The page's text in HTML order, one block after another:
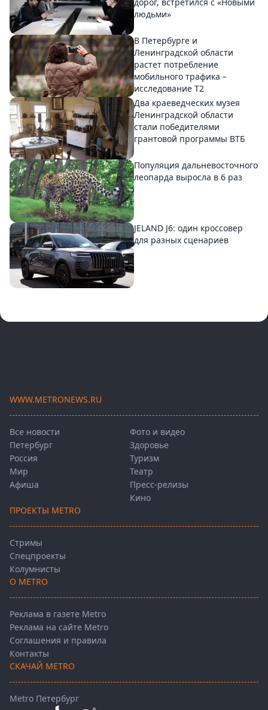
людьми»
В Петербурге и
Ленинградской области
растет потребление
мобильного трафика –
исследование T2
Два краеведческих музея
Ленинградской области
стали победителями
грантовой программы ВТБ
Популяция дальневосточного
леопарда выросла в 6 раз
JELAND J6: один кроссовер
для разных сценариев
WWW.METRONEWS.RU
Все новости
Петербург
Россия
Мир
Афиша
Фото и видео
Здоровье
Туризм
Театр
Пресс-релизы
Кино
ПРОЕКТЫ METRO
Стримы
Спецпроекты
Колумнисты
О METRO
Реклама в газете Metro
Реклама на сайте Metro
Соглашения и правила
Контакты
СКАЧАЙ METRO
Metro Петербург